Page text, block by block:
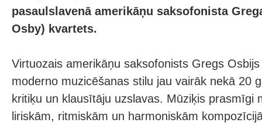
pasaulslavenā amerikāņu saksofonista
Osby) kvartets.
Virtuozais amerikāņu saksofonists Gregs
moderno muzicēšanas stilu jau vairāk nekā 20
kritiķu un klausītāju uzslavas. Mūziķis prasmīgi
liriskām, ritmiskām un harmoniskām